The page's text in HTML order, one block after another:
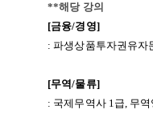
**해당 강의
[금융/경영]
: 파생상품투자권유자
[무역/물류]
: 국제무역사 1급, 무